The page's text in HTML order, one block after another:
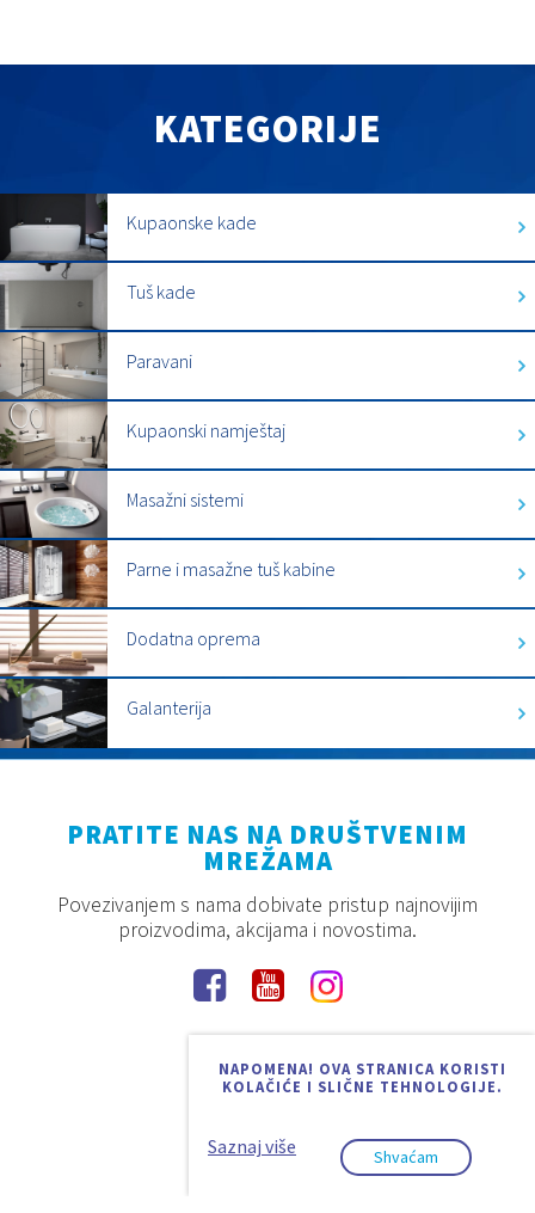
KATEGORIJE
Kupaonske kade
Tuš kade
Paravani
Kupaonski namještaj
Masažni sistemi
Parne i masažne tuš kabine
Dodatna oprema
Galanterija
NAPOMENA! OVA STRANICA KORISTI
KOLAČIĆE I SLIČNE TEHNOLOGIJE.
Saznaj više Shvaćam
PRATITE NAS NA DRUŠTVENIM
MREŽAMA
Povezivanjem s nama dobivate pristup najnovijim
proizvodima, akcijama i novostima.